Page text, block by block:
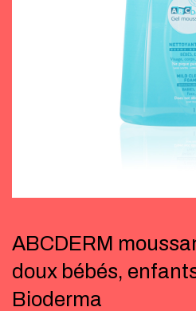
ABCDERM
doux bébés,
Bioderma